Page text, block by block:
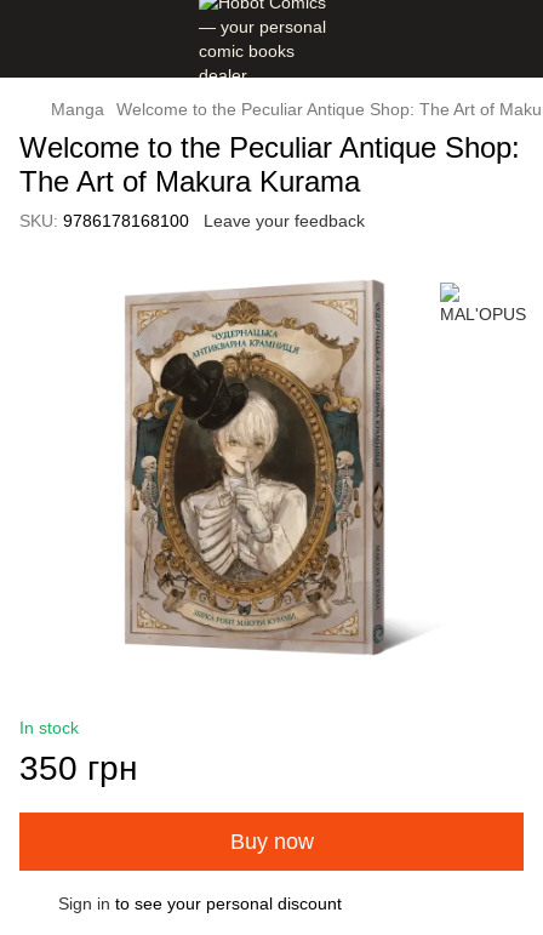
Manga Welcome to the Peculiar Antique Shop: The Art of
Welcome to the Peculiar Antique Shop:
The Art of Makura Kurama
SKU: 9786178168100 Leave your feedback
In stock
350 грн
Buy now
Sign in to see your personal discount